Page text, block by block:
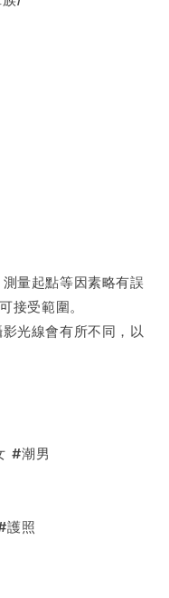
量起點等因素略有誤
接受範圍。
光線會有所不同，以
#潮男
護照